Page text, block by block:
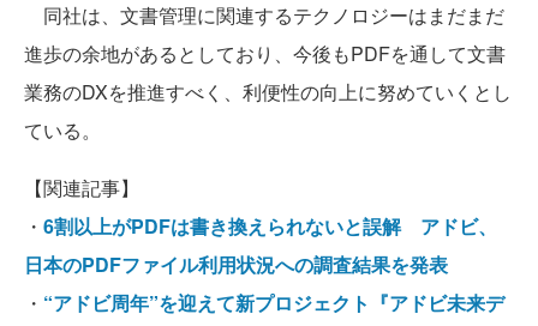
同社は、文書管理に関連するテクノロジーはまだまだ
進歩の余地があるとしており、今後もPDFを通して文書
業務のDXを推進すべく、利便性の向上に努めていくとし
ている。
【関連記事】
・ 6割以上がPDFは書き換えられないと誤解 アドビ、
日本のPDFファイル利用状況への調査結果を発表
・ “アドビ周年”を迎えて新プロジェクト『アドビ未来デ